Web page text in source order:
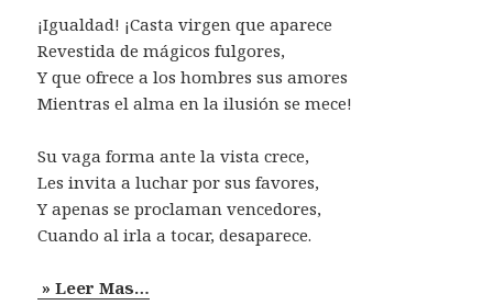
¡Igualdad! ¡Casta virgen que aparece
Revestida de mágicos fulgores,
Y que ofrece a los hombres sus amores
Mientras el alma en la ilusión se mece!
Su vaga forma ante la vista crece,
Les invita a luchar por sus favores,
Y apenas se proclaman vencedores,
Cuando al irla a tocar, desaparece.
» Leer Mas…